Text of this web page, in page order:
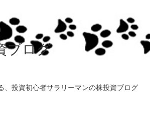
ブログ
、投資初心者サラリーマンの株投資ブログ